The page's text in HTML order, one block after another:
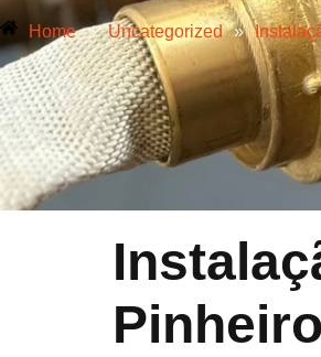
Home » Uncategorized »